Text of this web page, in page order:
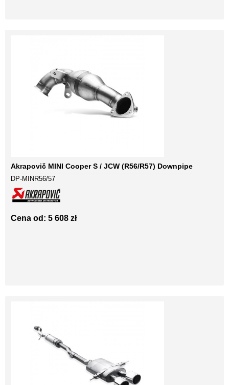
Akrapovič MINI Cooper S / JCW (R56/R57) Downpipe
DP-MINR56/57
Cena od: 5 608 zł